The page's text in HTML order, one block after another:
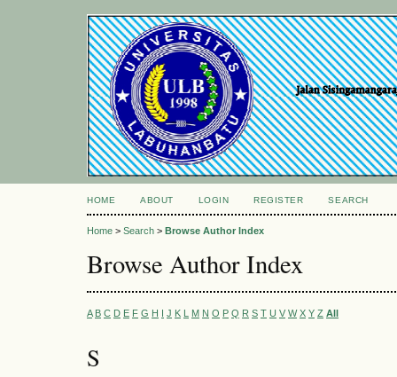
HOME ABOUT LOGIN REGISTER SEARCH
Home > Search > Browse Author Index
Browse Author Index
A B C D E F G H I J K L M N O P Q R S T U V W X Y Z All
S